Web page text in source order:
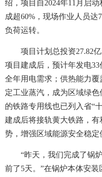
绍，项目自2024年11月启
成超60%，现场作业人员达
负荷运转。
项目计划总投资27.82亿
项目建成后，预计年发电
全年用电需求；供热能力
定工业蒸汽，成为区域绿
的铁路专用线也已列入省“
建成后将接轨黄大铁路，
势，增强区域能源安全稳定
“昨天，我们完成了锅炉
前了5天。”在锅炉本体安